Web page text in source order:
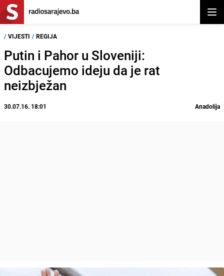
/ VIJESTI / REGIJA
Putin i Pahor u Sloveniji:
Odbacujemo ideju da je rat
neizbježan
30.07.16. 18:01 Anadolija